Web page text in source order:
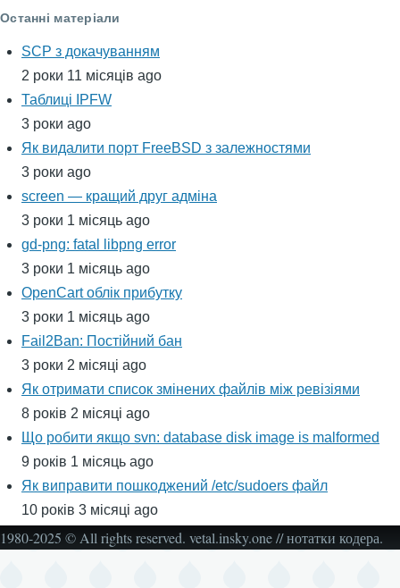
Останні матеріали
SCP з докачуванням
2 роки 11 місяців ago
Таблиці IPFW
3 роки ago
Як видалити порт FreeBSD з залежностями
3 роки ago
screen — кращий друг адміна
3 роки 1 місяць ago
gd-png: fatal libpng error
3 роки 1 місяць ago
OpenCart облік прибутку
3 роки 1 місяць ago
Fail2Ban: Постійний бан
3 роки 2 місяці ago
Як отримати список змінених файлів між ревізіями
8 років 2 місяці ago
Що робити якщо svn: database disk image is malformed
9 років 1 місяць ago
Як виправити пошкоджений /etc/sudoers файл
10 років 3 місяці ago
1980-2025 © All rights reserved. vetal.insky.one // нотатки кодера.